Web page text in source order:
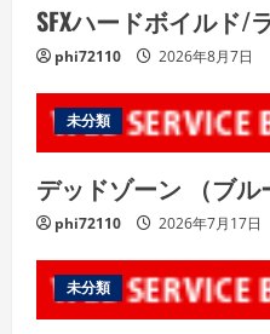
SFXハードボイルド/
phi72110 2026年8月7日
未分類
デッドゾーン （ブル
phi72110 2026年7月17日
未分類